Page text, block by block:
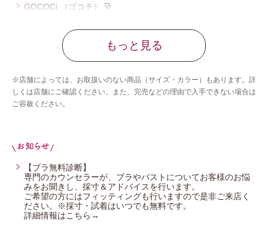
公式アプリ
ニュース＆トピックス
企業情報
プレゼント・キャンペーン
メールニュース登録
GOCOCi （ゴコチ）
ウイング／レシアージュ
ブロス バイ ワコールメン
もっと見る
※店舗によっては、お取扱いのない商品（サイズ・カラー）もあります。詳
しくは店舗にご確認ください。また、完売などの理由で入手できない場合は
ご容赦ください。
【ブラ無料診断】
専門のカウンセラーが、ブラやバストについてお客様のお悩
みをお聞きし、採寸＆アドバイスを行います。
ご希望の方にはフィッティングも行いますので是非ご来店く
ださい。※採寸・試着はいつでも無料です。
詳細情報はこちら→